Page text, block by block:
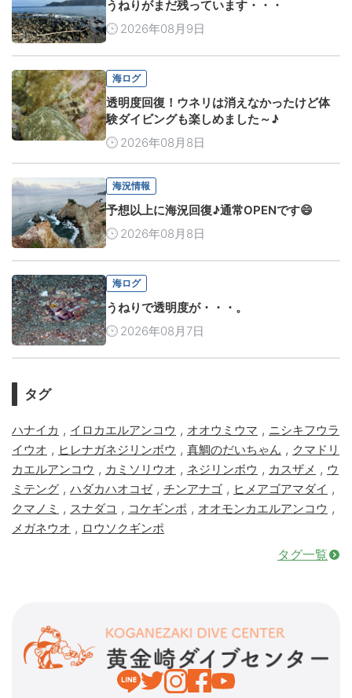
うねりがまだ残っています・・・
2026年08月9日
海ログ
透明度回復！ウネリは消えなかったけど体
験ダイビングも楽しめました～♪
2026年08月8日
海況情報
予想以上に海況回復♪通常OPENです😄
2026年08月8日
海ログ
うねりで透明度が・・・。
2026年08月7日
タグ
ハナイカ , イロカエルアンコウ , オオウミウマ , ニシキフウラ
イウオ , ヒレナガネジリンボウ , 真鯛のだいちゃん , クマドリ
カエルアンコウ , カミソリウオ , ネジリンボウ , カスザメ , ウ
ミテング , ハダカハオコゼ, チンアナゴ , ヒメアゴアマダイ ,
クマノミ , スナダコ , コケギンポ , オオモンカエルアンコウ ,
メガネウオ , ロウソクギンポ
タグ一覧